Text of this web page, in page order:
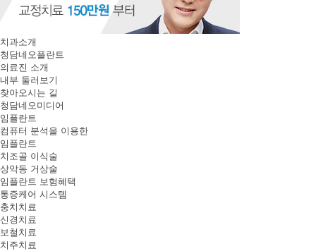
치과소개
청담네오플란트
의료진 소개
내부 둘러보기
찾아오시는 길
청담네오미디어
임플란트
컴퓨터 분석을 이용한
임플란트
치조골 이식술
상악동 거상술
임플란트 보험혜택
통증케어 시스템
충치치료
신경치료
보철치료
치주치료